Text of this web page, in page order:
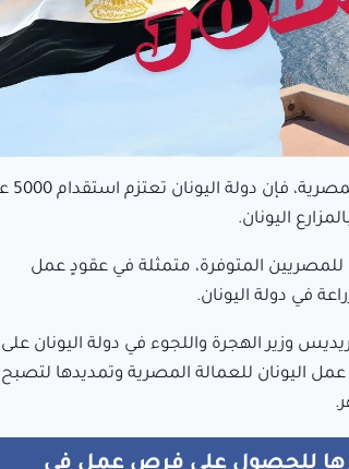
وفقًا لما
اليونان.
المتوفرة، متمثلة في عقودٍ عمل
في دولة اليونان.
وزير الهجرة واللجوء في دولة اليونان على
اليونان للعمالة المصرية وتمديدها لتصبح